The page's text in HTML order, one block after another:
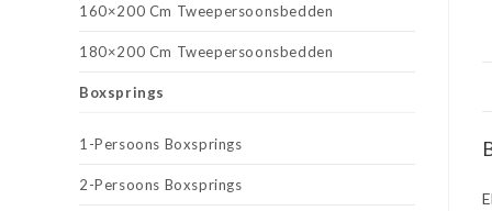
160×200 Cm Tweepersoonsbedden
180×200 Cm Tweepersoonsbedden
Boxsprings
1-Persoons Boxsprings
2-Persoons Boxsprings